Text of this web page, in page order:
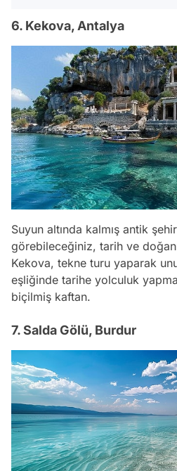
6. Kekova, Antalya
Suyun altında kalmış antik şehir
görebileceğiniz, tarih ve
Kekova, tekne turu yaparak
eşliğinde tarihe yolculuk
biçilmiş kaftan.
7. Salda Gölü, Burdur